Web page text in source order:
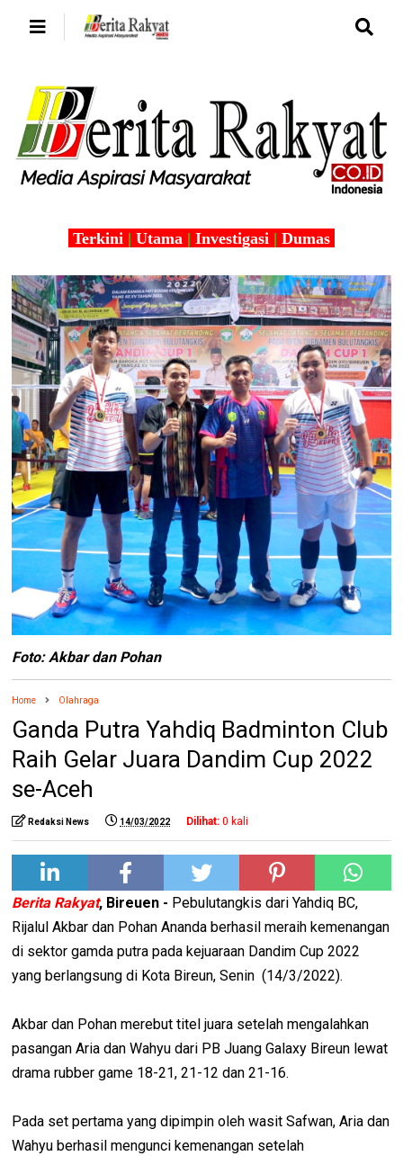
Terkini | Utama | Investigasi | Dumas
Foto: Akbar dan Pohan
Home Olahraga
Ganda Putra Yahdiq Badminton Club
Raih Gelar Juara Dandim Cup 2022
se-Aceh
Redaksi News 14/03/2022 Dilihat: 0 kali
Berita Rakyat, Bireuen - Pebulutangkis dari Yahdiq BC,
Rijalul Akbar dan Pohan Ananda berhasil meraih kemenangan
di sektor gamda putra pada kejuaraan Dandim Cup 2022
yang berlangsung di Kota Bireun, Senin (14/3/2022).
Akbar dan Pohan merebut titel juara setelah mengalahkan
pasangan Aria dan Wahyu dari PB Juang Galaxy Bireun lewat
drama rubber game 18-21, 21-12 dan 21-16.
Pada set pertama yang dipimpin oleh wasit Safwan, Aria dan
Wahyu berhasil mengunci kemenangan setelah